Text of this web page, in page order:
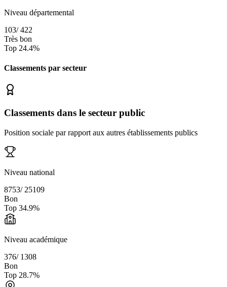
Niveau départemental
103/422
Très bon
Top 24.4%
Classements par secteur
Classements dans le secteur public
Position sociale par rapport aux autres établissements publics
Niveau national
8753/ 25109
Bon
Top 34.9%
Niveau académique
376/ 1308
Bon
Top 28.7%